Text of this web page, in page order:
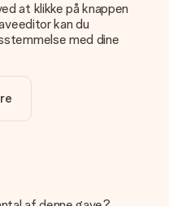
at klikke på knappen
kan du
med dine
personliggørelse
den rigtige kvalitet?
med din gave. Derfor